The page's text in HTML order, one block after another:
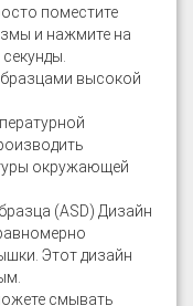
поместите
и нажмите на
высокой
окружающей
(ASD) Дизайн
Этот дизайн
смывать